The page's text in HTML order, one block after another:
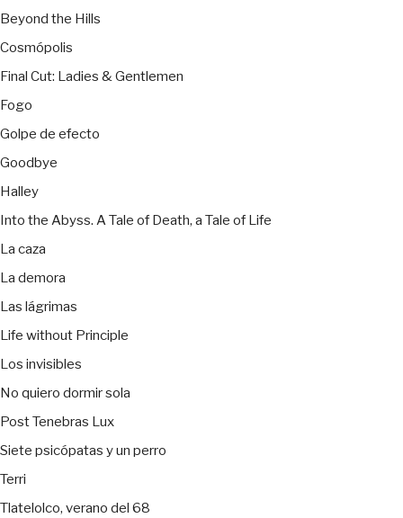
Beyond the Hills
Cosmópolis
Final Cut: Ladies & Gentlemen
Fogo
Golpe de efecto
Goodbye
Halley
Into the Abyss. A Tale of Death, a Tale of Life
La caza
La demora
Las lágrimas
Life without Principle
Los invisibles
No quiero dormir sola
Post Tenebras Lux
Siete psicópatas y un perro
Terri
Tlatelolco, verano del 68